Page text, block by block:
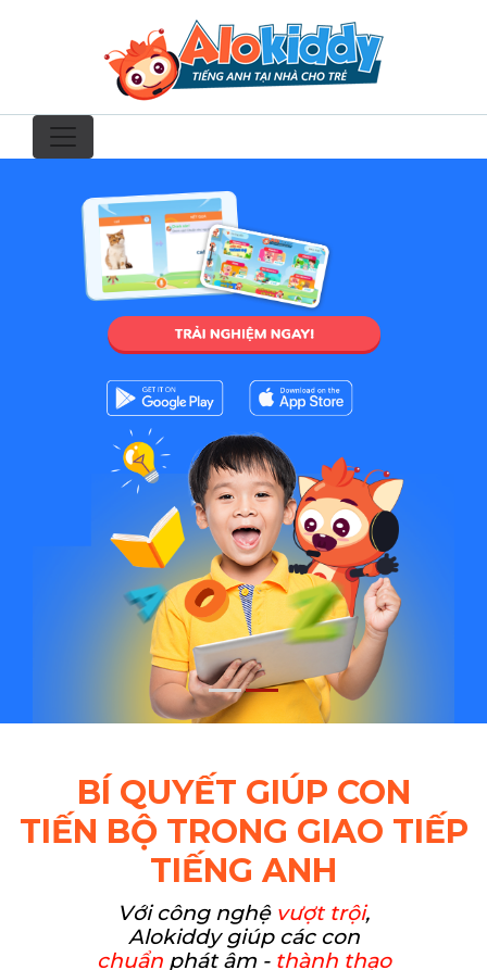
BÍ QUYẾT GIÚP CON
TIẾN BỘ TRONG GIAO TIẾP
TIẾNG ANH
Với công nghệ vượt trội,
Alokiddy giúp các con
chuẩnphát âm - thành thạo